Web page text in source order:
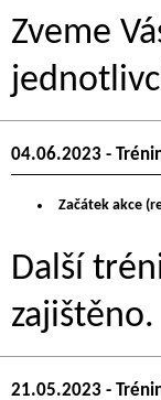
Zveme
04.06.2023 -
Začátek akce
Další
zajištěno.
21.05.2023 -